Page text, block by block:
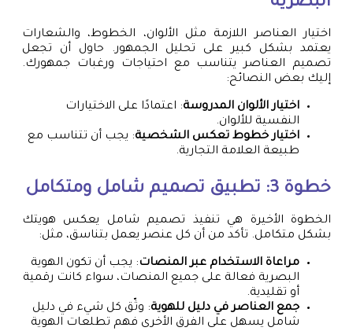
اختيار العناصر اللازمة مثل الألوان، الخطوط، والشعارات
يعتمد بشكل كبير على تحليل الجمهور. حاول أن تجعل
تصميم العناصر يتناسب مع احتياجات ورغبات جمهورك.
إليك بعض النصائح:
اختيار الألوان المدروسة: اعتمادًا على الاختيارات
النفسية للألوان.
اختيار خطوط تعكس الشخصية: يجب أن تتناسب مع
طبيعة العلامة التجارية.
خطوة 3: تطبيق تصميم شامل ومتكامل
الخطوة الأخيرة هي تنفيذ تصميم شامل يعكس هويتك
بشكل متكامل. تأكد من أن كل عنصر يعمل بتناسق، مثل:
مراعاة الاستخدام عبر المنصات: يجب أن تكون الهوية
البصرية فعالة على جميع المنصات، سواء كانت رقمية
أو تقليدية.
جمع العناصر في دليل للهوية: وثّق كل شيء في دليل
شامل يسهل على الفرق الأخرى فهم تطلعات الهوية